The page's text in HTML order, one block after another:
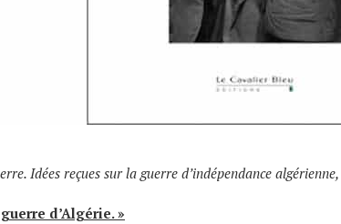
Idées reçues sur la guerre d’indépendance algérienne,
d’Algérie. »